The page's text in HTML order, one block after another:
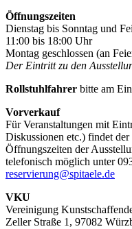
Öffnungszeiten
Dienstag bis Sonntag und
11:00 bis 18:00 Uhr
Montag geschlossen (an
Der Eintritt zu den
Rollstuhlfahrer bitte am
Vorverkauf
Für Veranstaltungen mit
Diskussionen etc.) findet
Öffnungszeiten der
telefonisch möglich unter
reservierung@spitaele.de
VKU
Vereinigung
Zeller Straße 1, 97082